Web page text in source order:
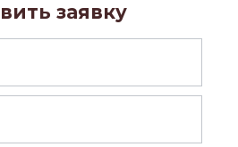
заявку